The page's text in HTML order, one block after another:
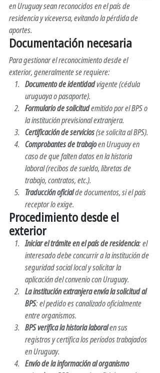
en Uruguay sean reconocidos en el país de
residencia y viceversa, evitando la pérdida de
aportes.
Documentación necesaria
Para gestionar el reconocimiento desde el
exterior, generalmente se requiere:
Documento de identidad vigente (cédula
uruguaya o pasaporte).
Formulario de solicitud emitido por el BPS o
la institución previsional extranjera.
Certificación de servicios (se solicita al BPS).
Comprobantes de trabajo en Uruguay en
caso de que falten datos en la historia
laboral (recibos de sueldo, libretas de
trabajo, contratos, etc.).
Traducción oficial de documentos, si el país
receptor lo exige.
Procedimiento desde el
exterior
Iniciar el trámite en el país de residencia: el
interesado debe concurrir a la institución de
seguridad social local y solicitar la
aplicación del convenio con Uruguay.
La institución extranjera envía la solicitud al
BPS: el pedido es canalizado oficialmente
entre organismos.
BPS verifica la historia laboral en sus
registros y certifica los períodos trabajados
en Uruguay.
Envío de la información al organismo